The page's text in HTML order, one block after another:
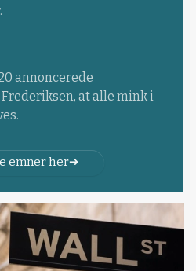
annoncerede
at alle mink i
emner her